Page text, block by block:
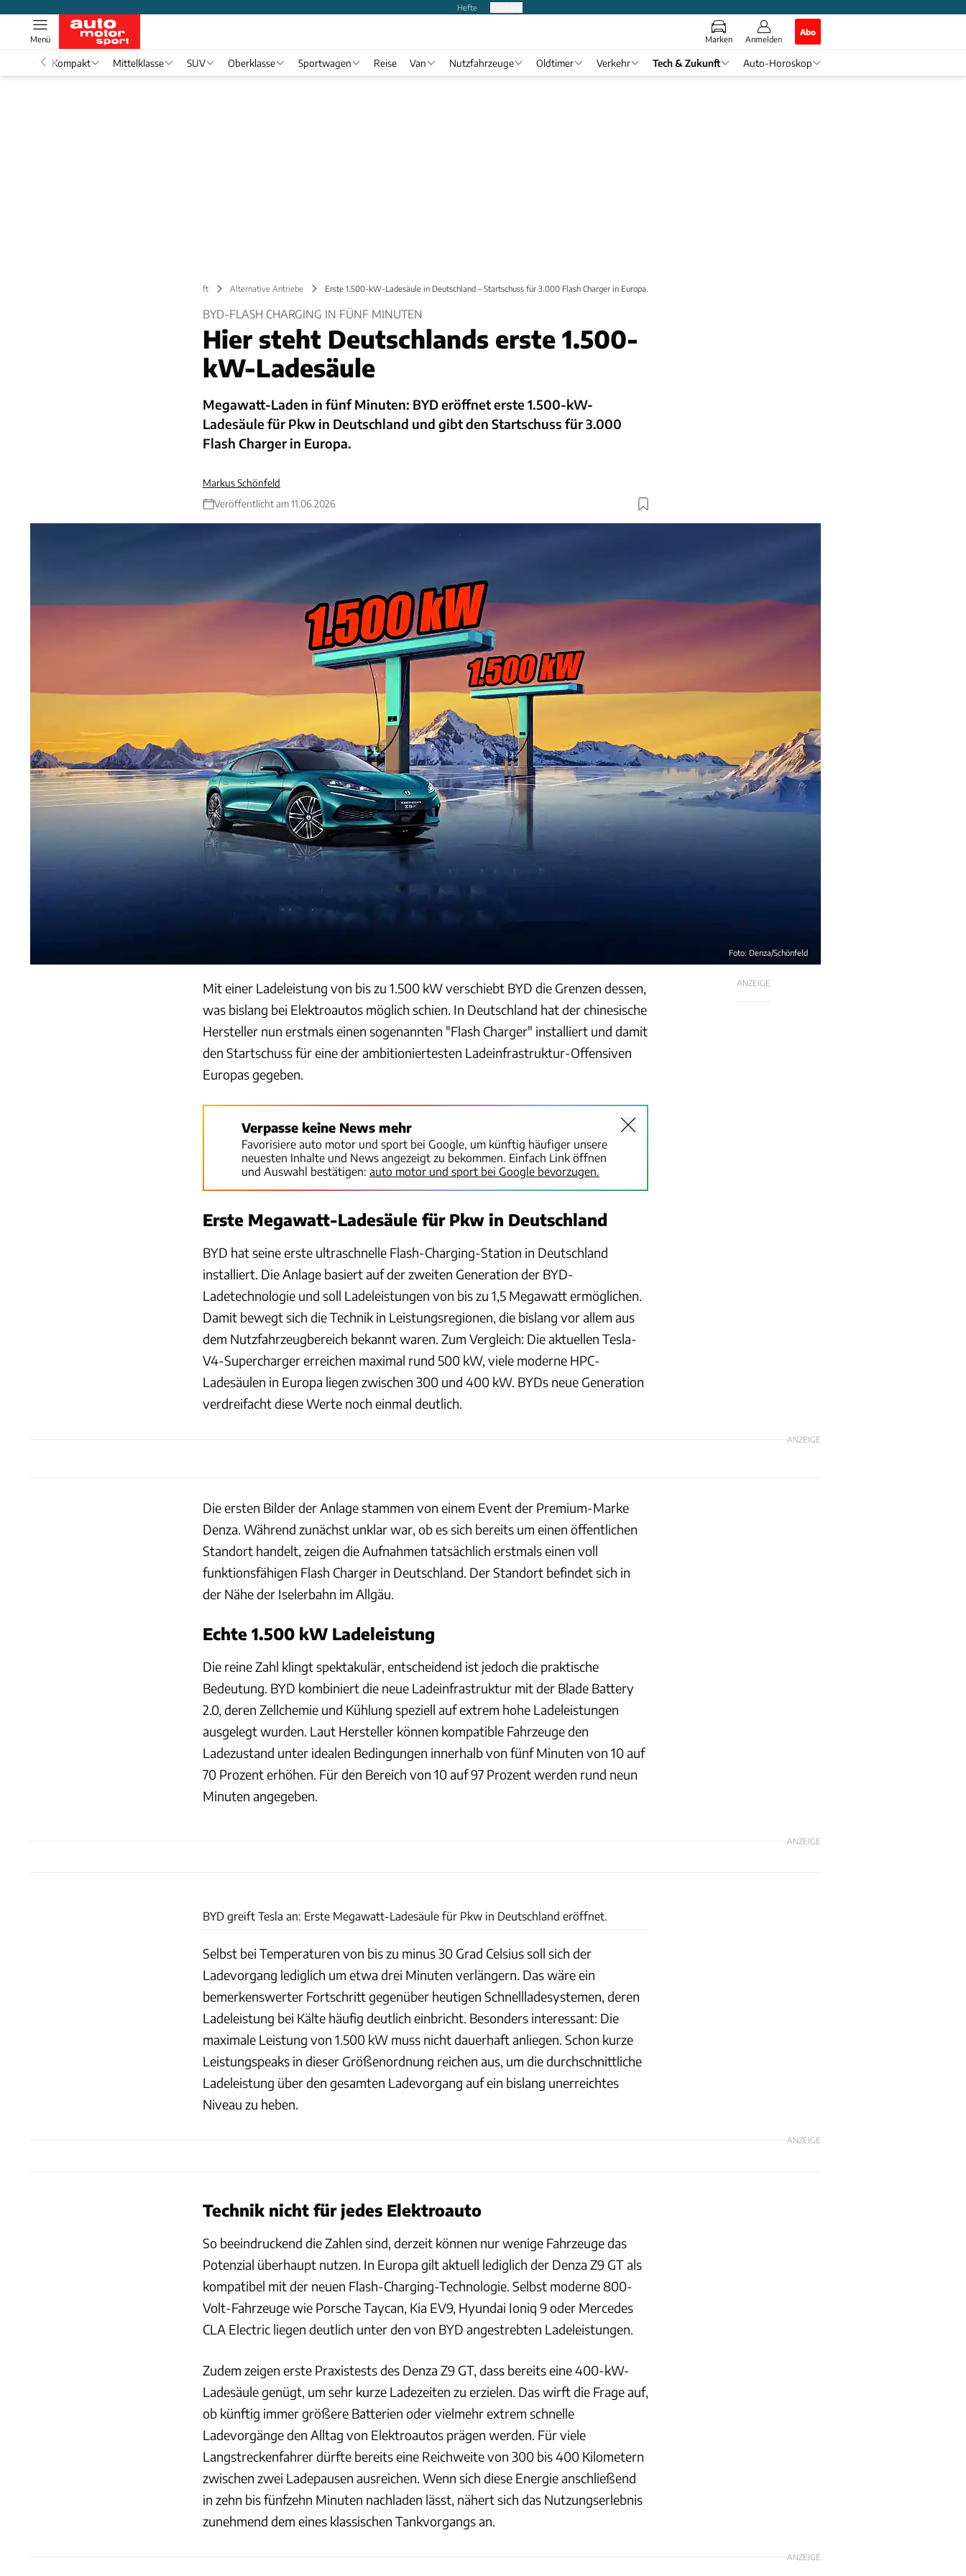
Hefte
Marken Anmelden
Abo
Menü
Kompakt Mittelklasse SUV Oberklasse Sportwagen Reise Van Nutzfahrzeuge Oldtimer Verkehr Tech & Zukunft Auto-Horoskop
Tech & Zukunft Alternative Antriebe Erste 1.500-kW-Ladesäule in Deutschland – Startschuss für 3.000 Flash Charger in Europa.
BYD-FLASH CHARGING IN FÜNF MINUTEN
Hier steht Deutschlands erste 1.500-
kW-Ladesäule
Megawatt-Laden in fünf Minuten: BYD eröffnet erste 1.500-kW-
Ladesäule für Pkw in Deutschland und gibt den Startschuss für 3.000
Flash Charger in Europa.
Markus Schönfeld
Veröffentlicht am 11.06.2026
Foto: Denza/Schönfeld
ANZEIGE
Mit einer Ladeleistung von bis zu 1.500 kW verschiebt BYD die Grenzen dessen,
was bislang bei Elektroautos möglich schien. In Deutschland hat der chinesische
Hersteller nun erstmals einen sogenannten "Flash Charger" installiert und damit
den Startschuss für eine der ambitioniertesten Ladeinfrastruktur-Offensiven
Europas gegeben.
Verpasse keine News mehr
Favorisiere auto motor und sport bei Google, um künftig häufiger unsere
neuesten Inhalte und News angezeigt zu bekommen. Einfach Link öffnen
und Auswahl bestätigen: auto motor und sport bei Google bevorzugen.
Erste Megawatt-Ladesäule für Pkw in Deutschland
BYD hat seine erste ultraschnelle Flash-Charging-Station in Deutschland
installiert. Die Anlage basiert auf der zweiten Generation der BYD-
Ladetechnologie und soll Ladeleistungen von bis zu 1,5 Megawatt ermöglichen.
Damit bewegt sich die Technik in Leistungsregionen, die bislang vor allem aus
dem Nutzfahrzeugbereich bekannt waren. Zum Vergleich: Die aktuellen Tesla-
V4-Supercharger erreichen maximal rund 500 kW, viele moderne HPC-
Ladesäulen in Europa liegen zwischen 300 und 400 kW. BYDs neue Generation
verdreifacht diese Werte noch einmal deutlich.
ANZEIGE
Die ersten Bilder der Anlage stammen von einem Event der Premium-Marke
Denza. Während zunächst unklar war, ob es sich bereits um einen öffentlichen
Standort handelt, zeigen die Aufnahmen tatsächlich erstmals einen voll
funktionsfähigen Flash Charger in Deutschland. Der Standort befindet sich in
der Nähe der Iselerbahn im Allgäu.
Echte 1.500 kW Ladeleistung
Die reine Zahl klingt spektakulär, entscheidend ist jedoch die praktische
Bedeutung. BYD kombiniert die neue Ladeinfrastruktur mit der Blade Battery
2.0, deren Zellchemie und Kühlung speziell auf extrem hohe Ladeleistungen
ausgelegt wurden. Laut Hersteller können kompatible Fahrzeuge den
Ladezustand unter idealen Bedingungen innerhalb von fünf Minuten von 10 auf
70 Prozent erhöhen. Für den Bereich von 10 auf 97 Prozent werden rund neun
Minuten angegeben.
ANZEIGE
BYD greift Tesla an: Erste Megawatt-Ladesäule für Pkw in Deutschland eröffnet.
Selbst bei Temperaturen von bis zu minus 30 Grad Celsius soll sich der
Ladevorgang lediglich um etwa drei Minuten verlängern. Das wäre ein
bemerkenswerter Fortschritt gegenüber heutigen Schnellladesystemen, deren
Ladeleistung bei Kälte häufig deutlich einbricht. Besonders interessant: Die
maximale Leistung von 1.500 kW muss nicht dauerhaft anliegen. Schon kurze
Leistungspeaks in dieser Größenordnung reichen aus, um die durchschnittliche
Ladeleistung über den gesamten Ladevorgang auf ein bislang unerreichtes
Niveau zu heben.
ANZEIGE
Technik nicht für jedes Elektroauto
So beeindruckend die Zahlen sind, derzeit können nur wenige Fahrzeuge das
Potenzial überhaupt nutzen. In Europa gilt aktuell lediglich der Denza Z9 GT als
kompatibel mit der neuen Flash-Charging-Technologie. Selbst moderne 800-
Volt-Fahrzeuge wie Porsche Taycan, Kia EV9, Hyundai Ioniq 9 oder Mercedes
CLA Electric liegen deutlich unter den von BYD angestrebten Ladeleistungen.
Zudem zeigen erste Praxistests des Denza Z9 GT, dass bereits eine 400-kW-
Ladesäule genügt, um sehr kurze Ladezeiten zu erzielen. Das wirft die Frage auf,
ob künftig immer größere Batterien oder vielmehr extrem schnelle
Ladevorgänge den Alltag von Elektroautos prägen werden. Für viele
Langstreckenfahrer dürfte bereits eine Reichweite von 300 bis 400 Kilometern
zwischen zwei Ladepausen ausreichen. Wenn sich diese Energie anschließend
in zehn bis fünfzehn Minuten nachladen lässt, nähert sich das Nutzungserlebnis
zunehmend dem eines klassischen Tankvorgangs an.
ANZEIGE